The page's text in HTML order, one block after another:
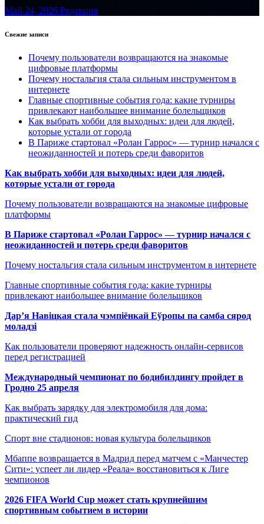
Май 24, 2026 Редакция
Свежие записи
Почему пользователи возвращаются на знакомые
цифровые платформы
Почему ностальгия стала сильным инструментом в
интернете
Главные спортивные события года: какие турниры
привлекают наибольшее внимание болельщиков
Как выбрать хобби для выходных: идеи для людей,
которые устали от города
В Париже стартовал «Ролан Гаррос» — турнир начался с
неожиданностей и потерь среди фаворитов
Как выбрать хобби для выходных: идеи для людей,
которые устали от города
Почему пользователи возвращаются на знакомые цифровые
платформы
В Париже стартовал «Ролан Гаррос» — турнир начался с
неожиданностей и потерь среди фаворитов
Почему ностальгия стала сильным инструментом в интернете
Главные спортивные события года: какие турниры
привлекают наибольшее внимание болельщиков
Дар’я Навіцкая стала чэмпіёнкай Еўропы па самба сярод
моладзі
Как пользователи проверяют надежность онлайн-сервисов
перед регистрацией
Международный чемпионат по бодибилдингу пройдет в
Гродно 25 апреля
Как выбрать зарядку для электромобиля для дома:
практический гид
Спорт вне стадионов: новая культура болельщиков
Мбаппе возвращается в Мадрид перед матчем с «Манчестер
Сити»: успеет ли лидер «Реала» восстановиться к Лиге
чемпионов
2026 FIFA World Cup может стать крупнейшим
спортивным событием в истории